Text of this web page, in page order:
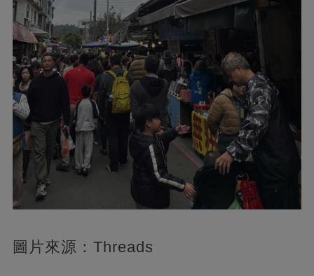
圖片來源：Threads